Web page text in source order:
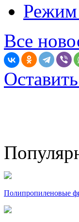
Режим
Все
Полипропиленовые